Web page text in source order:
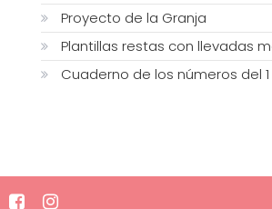
Proyecto de la Granja
Plantillas restas con llevadas
Cuaderno de los números del 1